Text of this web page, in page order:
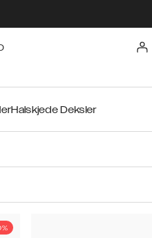
Halskjede Deksler